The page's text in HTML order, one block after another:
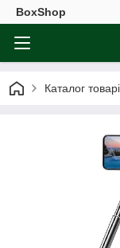
BoxShop
Каталог